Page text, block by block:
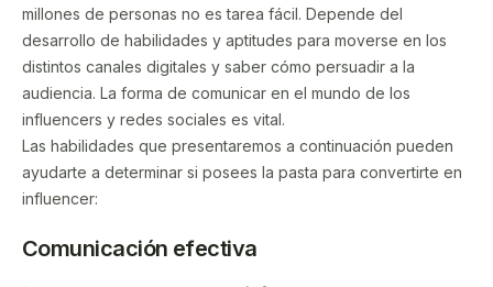
millones de personas no es tarea fácil. Depende del
desarrollo de habilidades y aptitudes para moverse en los
distintos canales digitales y saber cómo persuadir a la
audiencia. La forma de comunicar en el mundo de los
influencers y redes sociales es vital.
Las habilidades que presentaremos a continuación pueden
ayudarte a determinar si posees la pasta para convertirte en
influencer:
Comunicación efectiva